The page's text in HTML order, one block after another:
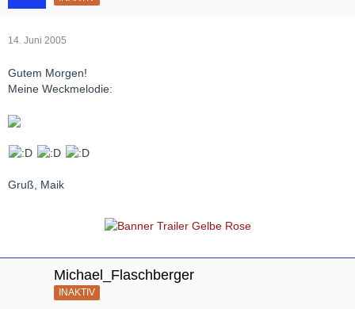
14. Juni 2005
Gutem Morgen!
Meine Weckmelodie:
Gruß, Maik
Michael_Flaschberger
INAKTIV